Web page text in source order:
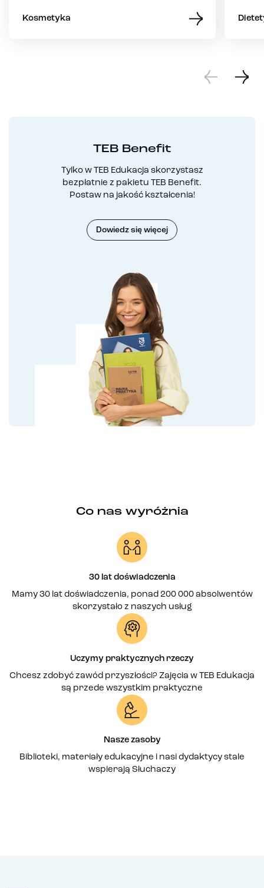
Kosmetyka
TEB Benefit
Tylko w TEB Edukacja skorzystasz
bezpłatnie z pakietu TEB Benefit.
Postaw na jakość kształcenia!
Dowiedz się więcej
Co nas wyróżnia
30 lat doświadczenia
Mamy 30 lat doświadczenia, ponad 200 000 absolwentów
skorzystało z naszych usług
Uczymy praktycznych rzeczy
Chcesz zdobyć zawód przyszłości? Zajęcia w TEB Edukacja
są przede wszystkim praktyczne
Nasze zasoby
Biblioteki, materiały edukacyjne i nasi dydaktycy stale
wspierają Słuchaczy